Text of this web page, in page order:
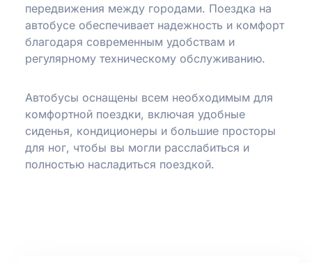
передвижения между городами. Поездка на
автобусе обеспечивает надежность и комфорт
благодаря современным удобствам и
регулярному техническому обслуживанию.
Автобусы оснащены всем необходимым для
комфортной поездки, включая удобные
сиденья, кондиционеры и большие просторы
для ног, чтобы вы могли расслабиться и
полностью насладиться поездкой.